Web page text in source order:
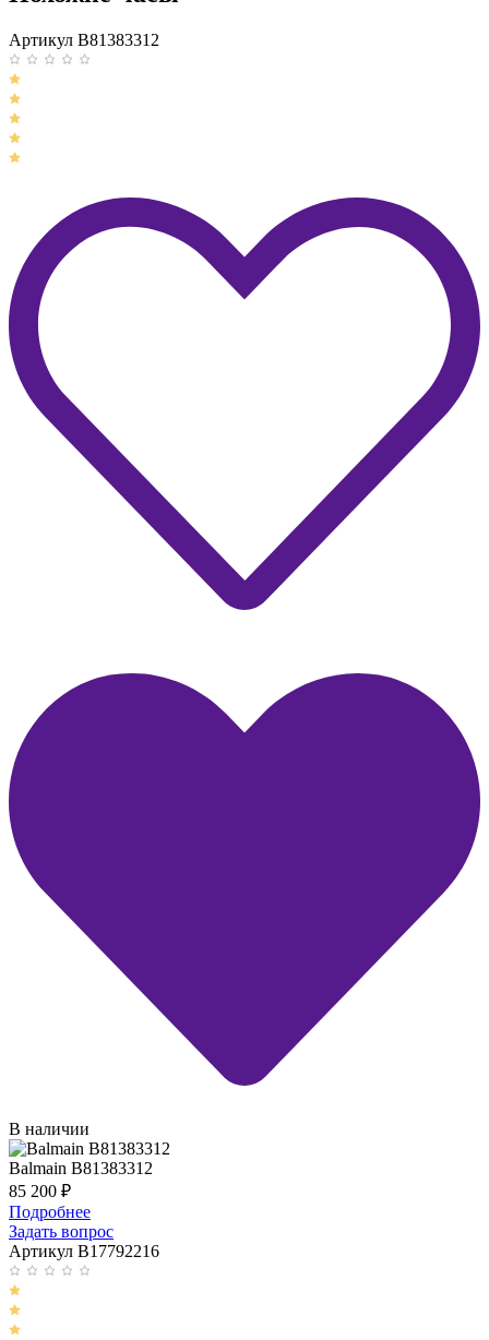
Артикул B81383312
В наличии
Balmain B81383312
85 200 ₽
Подробнее
Задать вопрос
Артикул B17792216